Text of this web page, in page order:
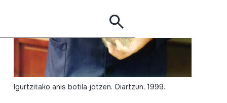
Igurtzitako anis botila jotzen. Oiartzun, 1999.